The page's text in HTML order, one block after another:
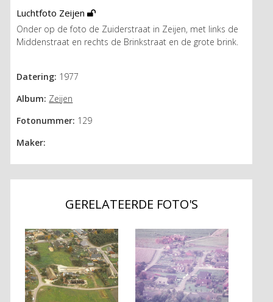
Luchtfoto Zeijen
Onder op de foto de Zuiderstraat in Zeijen, met links de
Middenstraat en rechts de Brinkstraat en de grote brink.
Datering: 1977
Album: Zeijen
Fotonummer: 129
Maker:
GERELATEERDE FOTO'S